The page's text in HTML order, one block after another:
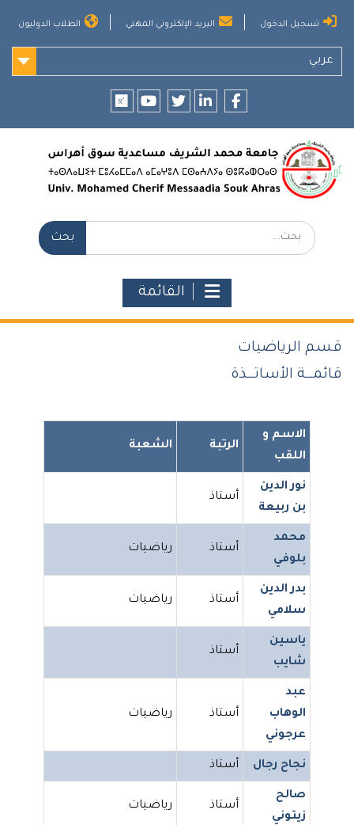
تسجيل الدخول البريد الإلكتروني المهني الطلاب الدوليون
عربي
بحث:
القائمة
قسم الرياضيات
قائمـــة الأساتـــذة
الاسم و
اللقب
الرتبة الشعبة
نور الدين
بن ربيعة
أستاذ
محمد
بلوفي
أستاذ رياضيات
بدر الدين
سلامي
أستاذ رياضيات
ياسين
شايب
أستاذ
عبد
الوهاب
عرجوني
أستاذ رياضيات
نجاح رجال أستاذ
صالح
زيتوني
أستاذ رياضيات